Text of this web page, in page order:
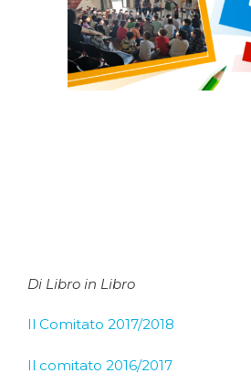
Di Libro in Libro
Il Comitato 2017/2018
Il comitato 2016/2017